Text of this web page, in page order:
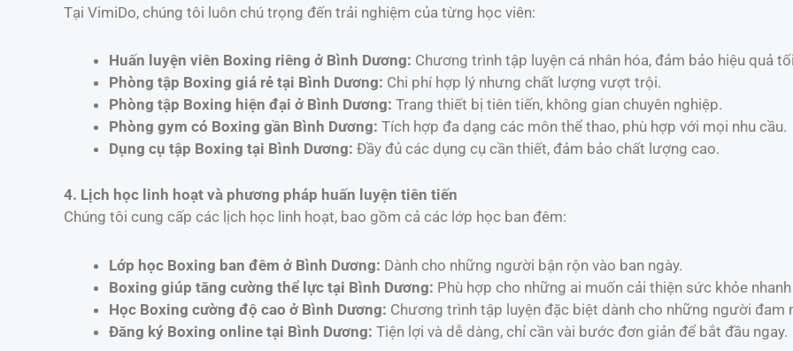
Tại VimiDo, chúng tôi luôn chú trọng đến trải nghiệm của từng học viên:
Huấn luyện viên Boxing riêng ở Bình Dương: Chương trình tập luyện cá nhân hóa, đảm bảo hiệu quả
Phòng tập Boxing giá rẻ tại Bình Dương: Chi phí hợp lý nhưng chất lượng vượt trội.
Phòng tập Boxing hiện đại ở Bình Dương: Trang thiết bị tiên tiến, không gian chuyên nghiệp.
Phòng gym có Boxing gần Bình Dương: Tích hợp đa dạng các môn thể thao, phù hợp với mọi nhu cầu.
Dụng cụ tập Boxing tại Bình Dương: Đầy đủ các dụng cụ cần thiết, đảm bảo chất lượng cao.
4. Lịch học linh hoạt và phương pháp huấn luyện tiên tiến
Chúng tôi cung cấp các lịch học linh hoạt, bao gồm cả các lớp học ban đêm:
Lớp học Boxing ban đêm ở Bình Dương: Dành cho những người bận rộn vào ban ngày.
Boxing giúp tăng cường thể lực tại Bình Dương: Phù hợp cho những ai muốn cải thiện sức khỏe
Học Boxing cường độ cao ở Bình Dương: Chương trình tập luyện đặc biệt dành cho những người đam
Đăng ký Boxing online tại Bình Dương: Tiện lợi và dễ dàng, chỉ cần vài bước đơn giản để bắt đầu ngay.